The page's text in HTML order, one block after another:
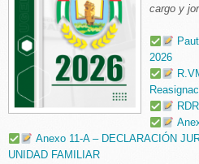
cargo y
2026
Anexo 11-A – DECLARACIÓN
UNIDAD FAMILIAR